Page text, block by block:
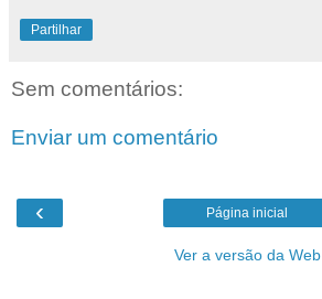
Partilhar
Sem comentários:
Enviar um comentário
‹ Página inicial
Ver a versão da Web